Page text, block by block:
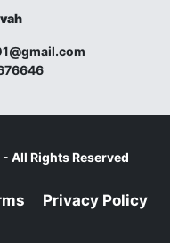
- All Rights Reserved
Privacy Policy